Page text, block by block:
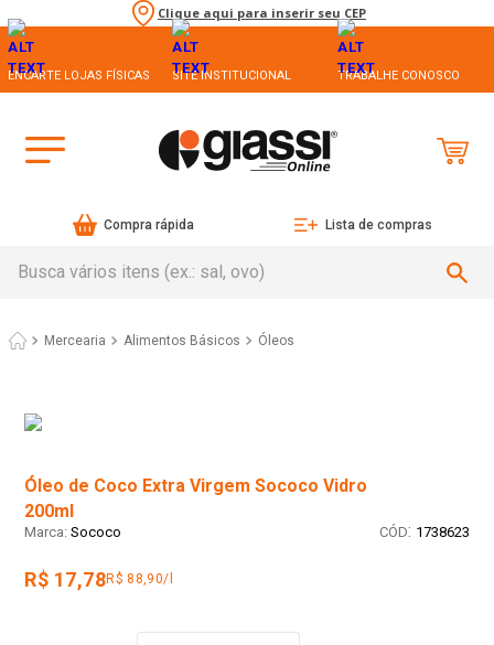
Clique aqui para inserir seu CEP
ENCARTE LOJAS FÍSICAS SITE INSTITUCIONAL TRABALHE CONOSCO
Compra rápida Lista de compras
Mercearia Alimentos Básicos Óleos
Óleo de Coco Extra Virgem Sococo Vidro
200ml
Sococo : 1738623
R$ 17,78R$ 88,90/l